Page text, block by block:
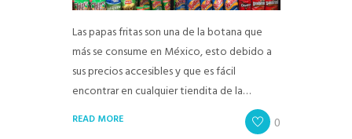
Las papas fritas son una de la botana que
más se consume en México, esto debido a
sus precios accesibles y que es fácil
encontrar en cualquier tiendita de la…
READ MORE 0